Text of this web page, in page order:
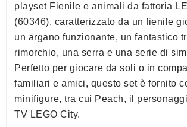
playset Fienile e animali da fattoria
(60346), caratterizzato da un fienile
un argano funzionante, un fantastico
rimorchio, una serra e una serie di
Perfetto per giocare da soli o in
familiari e amici, questo set è fornito
minifigure, tra cui Peach, il
TV LEGO City.